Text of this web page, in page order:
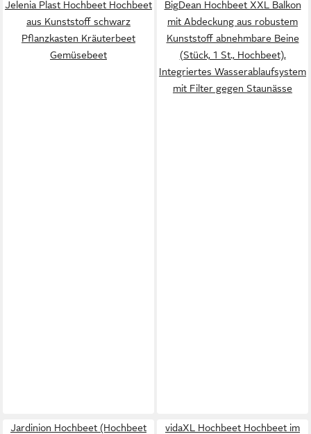
Jelenia Plast Hochbeet Hochbeet
aus Kunststoff schwarz
Pflanzkasten Kräuterbeet
Gemüsebeet
BigDean Hochbeet XXL Balkon
mit Abdeckung aus robustem
Kunststoff abnehmbare Beine
(Stück, 1 St., Hochbeet),
Integriertes Wasserablaufsystem
mit Filter gegen Staunässe
Jardinion Hochbeet (Hochbeet
vidaXL Hochbeet Hochbeet im